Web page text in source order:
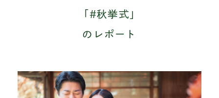
「#秋挙式」
のレポート